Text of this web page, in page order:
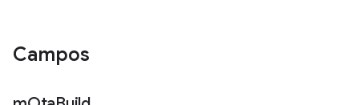
Campos